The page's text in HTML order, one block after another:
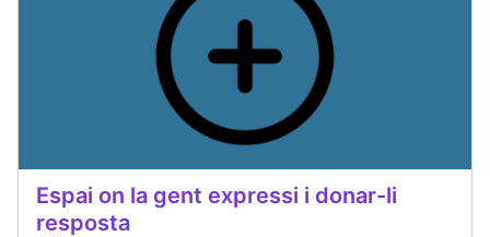
Espai on la gent expressi i donar-li
resposta